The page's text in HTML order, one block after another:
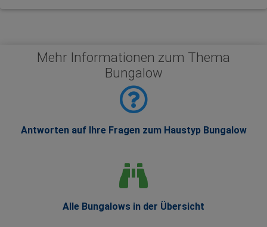
Mehr Informationen zum Thema
Bungalow
Antworten auf Ihre Fragen zum Haustyp Bungalow
Alle Bungalows in der Übersicht